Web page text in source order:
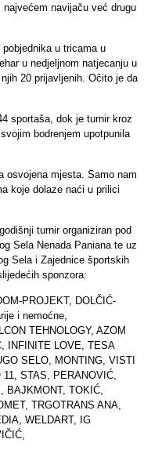
navijaču već drugu
u tricama u
u nedjeljnom natjecanju u
20 prijavljenih. Očito je da
sportaša, dok je turnir kroz
bodrenjem upotpunila
osvojena mjesta. Samo nam
koje dolaze naći u prilici
turnir organiziran pod
Sela Nenada Paniana te uz
Sela i Zajednice športskih
sponzora:
PROJEKT, DOLČIĆ-
i nemoćne,
TEHNOLOGY, AZOM
INFINITE LOVE, TESA
SELO, MONTING, VISTI
STAS, PERANOVIĆ,
BAJKMONT, TOKIĆ,
TRGOTRANS ANA,
WELDART, IG